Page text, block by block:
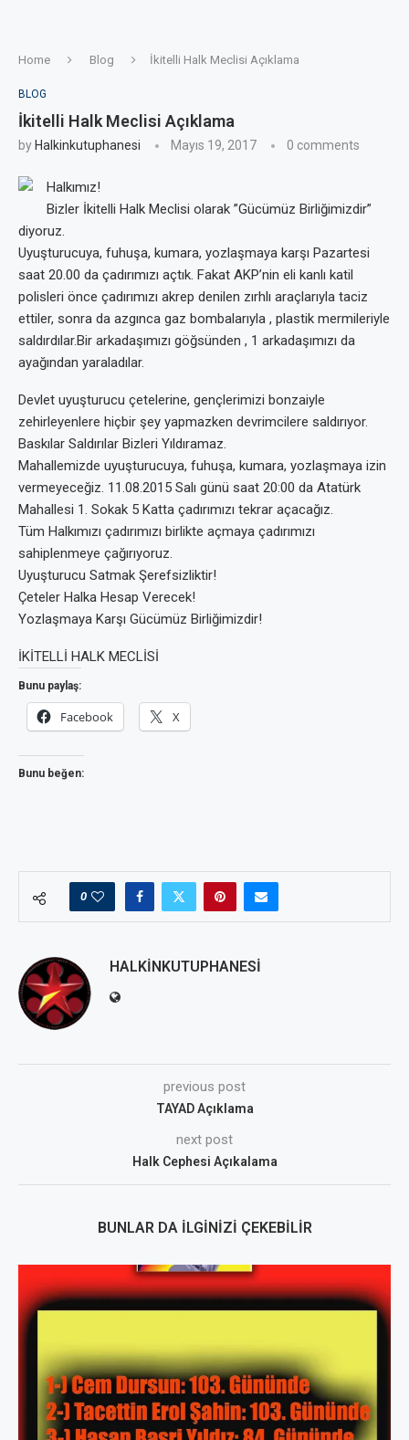
Home Blog İkitelli Halk Meclisi Açıklama
BLOG
İkitelli Halk Meclisi Açıklama
by Halkinkutuphanesi Mayıs 19, 2017 0 comments
Halkımız!
Bizler İkitelli Halk Meclisi olarak ”Gücümüz Birliğimizdir”
diyoruz.
Uyuşturucuya, fuhuşa, kumara, yozlaşmaya karşı Pazartesi
saat 20.00 da çadırımızı açtık. Fakat AKP’nin eli kanlı katil
polisleri önce çadırımızı akrep denilen zırhlı araçlarıyla taciz
ettiler, sonra da azgınca gaz bombalarıyla , plastik mermileriyle
saldırdılar.Bir arkadaşımızı göğsünden , 1 arkadaşımızı da
ayağından yaraladılar.
Devlet uyuşturucu çetelerine, gençlerimizi bonzaiyle
zehirleyenlere hiçbir şey yapmazken devrimcilere saldırıyor.
Baskılar Saldırılar Bizleri Yıldıramaz.
Mahallemizde uyuşturucuya, fuhuşa, kumara, yozlaşmaya izin
vermeyeceğiz. 11.08.2015 Salı günü saat 20:00 da Atatürk
Mahallesi 1. Sokak 5 Katta çadırımızı tekrar açacağız.
Tüm Halkımızı çadırımızı birlikte açmaya çadırımızı
sahiplenmeye çağırıyoruz.
Uyuşturucu Satmak Şerefsizliktir!
Çeteler Halka Hesap Verecek!
Yozlaşmaya Karşı Gücümüz Birliğimizdir!
İKİTELLİ HALK MECLİSİ
Bunu paylaş:
Facebook X
Bunu beğen:
0
HALKINKUTUPHANESI
previous post
TAYAD Açıklama
next post
Halk Cephesi Açıkalama
BUNLAR DA İLGINIZI ÇEKEBILIR